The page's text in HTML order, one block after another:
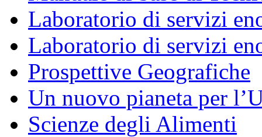
Laboratorio di servizi
Laboratorio di servizi
Prospettive Geografiche
Un nuovo pianeta per
Scienze degli Alimenti